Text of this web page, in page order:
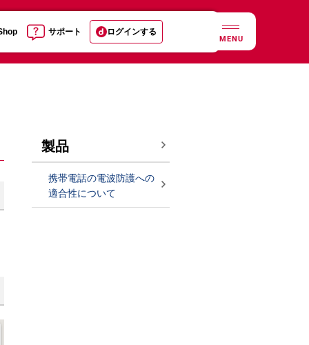
サポート ログインする
MENU
製品
携帯電話の電波防護への
適合性について